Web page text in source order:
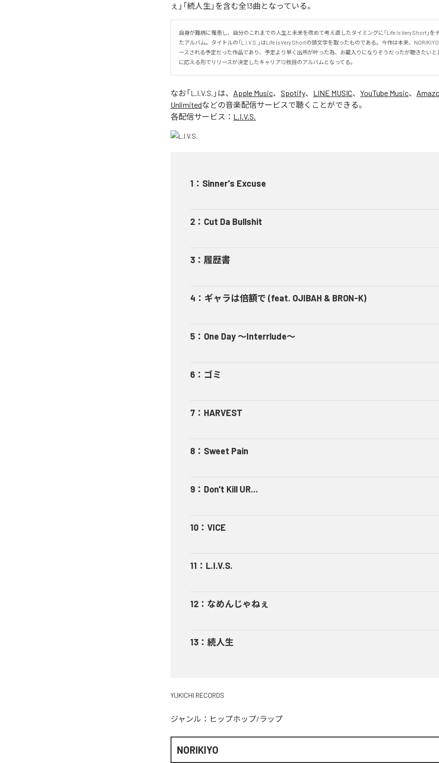
ぇ」「続人生」を含む全13曲となっている。
自身が難病に罹患し、自分のこれまでの人生と未来を改めて考え直したタイミングに「Life Is Very Short」を
たアルバム。タイトルの「L.I.V.S.」はLife Is Very Shortの頭文字を取ったものである。今作は本来、
ースされる予定だった作品であり、予定より早く出所が叶った為、お蔵入りになりそうだったが聴きたいと
に応える形でリリースが決定したキャリア12枚目のアルバムとなってる。
なお「L.I.V.S. 」は、 Apple Music、 Spotify、 LINE MUSIC、 YouTube Music、
Unlimitedなどの音楽配信サービスで聴くことができる。
各配信サービス： L.I.V.S.
1 ： Sinner's Excuse
2 ： Cut Da Bullshit
3 ： 履歴書
4 ： ギャラは倍額で (feat. OJIBAH & BRON-K)
5 ： One Day ～Interrlude～
6 ： ゴミ
7 ： HARVEST
8 ： Sweet Pain
9 ： Don't Kill UR...
10 ： VICE
11 ： L.I.V.S.
12 ： なめんじゃねぇ
13 ： 続人生
YUKICHI RECORDS
ジャンル： ヒップホップ/ラップ
NORIKIYO